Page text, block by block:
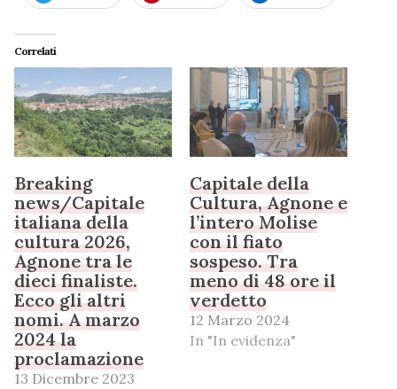
Correlati
Breaking
news/Capitale
italiana della
cultura 2026,
Agnone tra le
dieci finaliste.
Ecco gli altri
nomi. A marzo
2024 la
proclamazione
13 Dicembre 2023
Capitale della
Cultura, Agnone e
l’intero Molise
con il fiato
sospeso. Tra
meno di 48 ore il
verdetto
12 Marzo 2024
In "In evidenza"